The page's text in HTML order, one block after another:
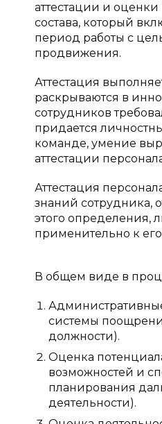
аттестации и
состава, который
период работы с
продвижения.
Аттестация
раскрываются в
сотрудников
придается
команде, умение
аттестации
Аттестация
знаний сотрудника,
этого определения,
применительно к
В общем виде в
системы
должности).
Оценка
возможностей и
планирования
деятельности).